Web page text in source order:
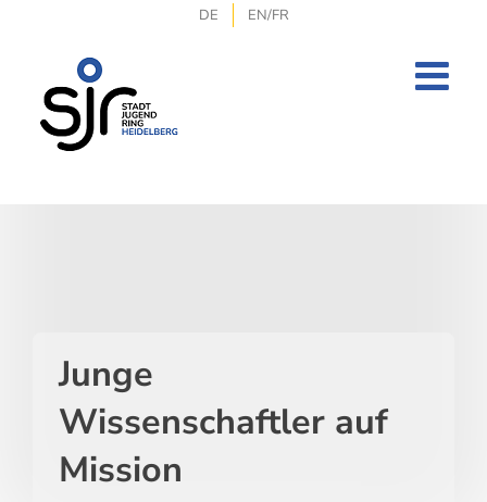
DE EN/FR
Junge
Wissenschaftler auf
Mission